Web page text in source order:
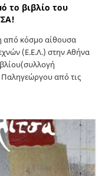
το βιβλίο του
από κόσμο αίθουσα
(Ε.Ε.Λ.) στην Αθήνα
από τις